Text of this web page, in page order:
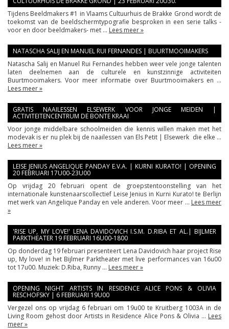
Tijdens Beeldmakers #1 in Vlaams Cultuurhuis de Brakke Grond wordt de
toekomst van de beeldschermtypografie besproken in een serie talks -
voor en door beeldmakers- met ... Lees meer »
NATASCHA SALIJ EN MANUEL RUI FERNANDES | BUURTMOOIMAKERS
Natascha Salij en Manuel Rui Fernandes hebben weer vele jonge talenten
laten deelnemen aan de culturele en kunstzinnige activiteiten
Buurtmooimakers. Voor meer informatie over Buurtmooimakers en ...
Lees meer »
GRATIS NAAILESSEN ELSEWERK VOOR JONGE MEIDEN |
ACTIVITEITENCENTRUM DE BONTE KRAAI
Voor jonge middelbare schoolmeiden die kennis willen maken met het
modevak is er nu plek bij de naailessen van Els Petit | Elsewerk die elke ...
Lees meer »
LEISE JENIUS ANGELIQUE PANDAY E.V.A. | KURNI KURATO! | OPENING
20 FEBRUARI 17U00-23U00
Op vrijdag 20 februari opent de groepstentoonstelling van het
internationale kunstenaarscollectief Leise Jenius in Kurni Kurato! te Berlijn
met werk van Angelique Panday en vele anderen. Voor meer ... Lees meer
»
'RISE UP, MY LOVE!' LENA DAVIDOVICH I.S.M. D.RIBA ET AL.| BIJLMER
PARKTHEATER 19 FEBRUARI 16U00-1800
Op donderdag 19 februari presenteert Lena Davidovich haar project Rise
up, My love! in het Bijlmer Parktheater met live performances van 16u00
tot 17u00. Muziek: D.Riba, Runny ... Lees meer »
OPENING NIGHT ARTISTS IN RESIDENCE ALICE PONS & OLIVIA
RESCHOFSKY | 6 FEBRUARI 19U00
Vergezel ons op vrijdag 6 februari om 19u00 te Kruitberg 1003A in de
Living Room gehost door Artists in Residence Alice Pons & Olivia ... Lees
meer »